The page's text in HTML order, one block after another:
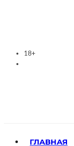
18+
ГЛАВНАЯ